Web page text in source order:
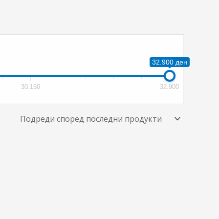
32.900 ден
30.150 32.900